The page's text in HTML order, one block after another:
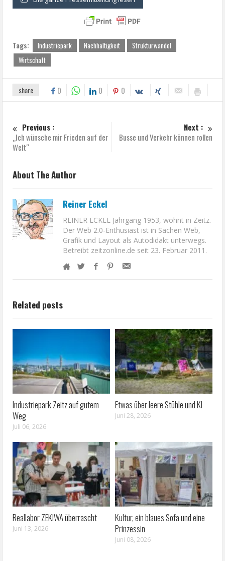
Tags: Industriepark Nachhaltigkeit
Strukturwandel
Wirtschaft
share 0 0 0
Previous :
„Ich wünsche mir Frieden auf der
Welt“
Next :
Busse und Verkehr können rollen
About The Author
Reiner Eckel
REINER ECKEL Jahrgang 1953, wohnt in Zeitz.
Der Web 2.0-Enthusiast ist in Sachen Web,
Grafik und Layout als Autodidakt unterwegs.
Betreibt zeitzonline.de seit 23. Februar 2011.
Related posts
Industriepark Zeitz auf gutem
Weg
Juli 06, 2026
Etwas über leere Stühle und KI
Juni 28, 2026
Reallabor ZEKIWA überrascht
Juni 13, 2026
Kultur, ein blaues Sofa und eine
Prinzessin
Juni 08, 2026